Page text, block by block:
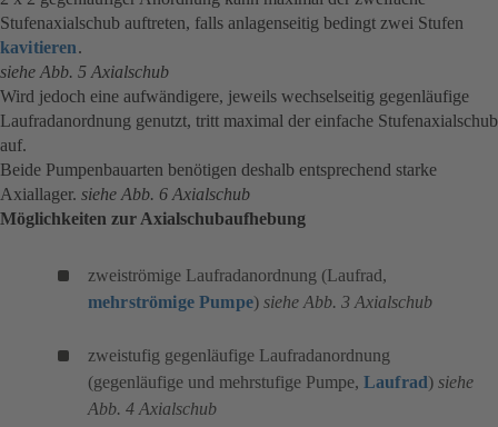
Stufenaxialschub auftreten, falls anlagenseitig bedingt zwei Stufen
kavitieren.
siehe Abb. 5 Axialschub
Wird jedoch eine aufwändigere, jeweils wechselseitig gegenläufige
Laufradanordnung genutzt, tritt maximal der einfache Stufenaxialschub
auf.
Beide Pumpenbauarten benötigen deshalb entsprechend starke
Axiallager. siehe Abb. 6 Axialschub
Möglichkeiten zur Axialschubaufhebung
zweiströmige Laufradanordnung (Laufrad,
mehrströmige Pumpe) siehe Abb. 3 Axialschub
zweistufig gegenläufige Laufradanordnung
(gegenläufige und mehrstufige Pumpe, Laufrad)siehe
Abb. 4 Axialschub